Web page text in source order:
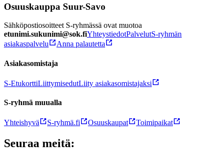
Osuuskauppa Suur-Savo
Sähköpostiosoitteet S-ryhmässä ovat muotoa
etunimi.sukunimi@sok.fiYhteystiedotPalvelutS-ryhmän
asiakaspalvelu
Anna palautetta
Asiakasomistaja
S-EtukorttiLiittymisedutLiity asiakasomistajaksi
S-ryhmä muualla
Yhteishyvä S-ryhmä.fi Osuuskaupat Toimipaikat
Seuraa meitä: